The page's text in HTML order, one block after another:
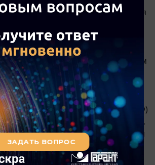
выбрав объект налогообложения
уменьшенные на величину
346.14НК РФ).
перейти на УСН со
года, уведомляют об этом
по месту жительства ИП не
календарного года,
календарному году, начиная с
на УСН ( п. 1 ст. 346.13НК РФ)
Уведомления о переходе на УСН).
действующий ИП не может перейти
исключением вынужденного
п. 2 ст. 346.13
НК РФ, смотрите